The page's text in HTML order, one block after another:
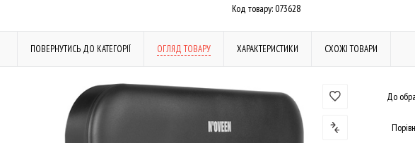
Код товару:073628
ПОВЕРНУТИСЬ ДО КАТЕГОРІЇ ОГЛЯД ТОВАРУ ХАРАКТЕРИСТИКИ СХОЖІ ТОВАРИ
До